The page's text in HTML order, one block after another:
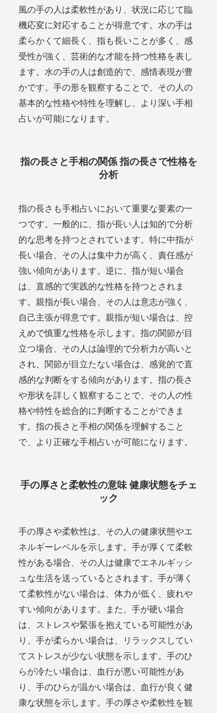
風の手の人は柔軟性があり、状況に応じて臨
機応変に対応することが得意です。水の手は
柔らかくて細長く、指も長いことが多く、感
受性が強く、芸術的な才能を持つ性格を表し
ます。水の手の人は創造的で、感情表現が豊
かです。手の形を観察することで、その人の
基本的な性格や特性を理解し、より深い手相
占いが可能になります。
指の長さと手相の関係 指の長さで性格を
分析
指の長さも手相占いにおいて重要な要素の一
つです。一般的に、指が長い人は知的で分析
的な思考を持つとされています。特に中指が
長い場合、その人は集中力が高く、責任感が
強い傾向があります。逆に、指が短い場合
は、直感的で実践的な性格を持つとされま
す。親指が長い場合、その人は意志が強く、
自己主張が得意です。親指が短い場合は、控
えめで慎重な性格を示します。指の関節が目
立つ場合、その人は論理的で分析力が高いと
され、関節が目立たない場合は、感覚的で直
感的な判断をする傾向があります。指の長さ
や形状を詳しく観察することで、その人の性
格や特性を総合的に判断することができま
す。指の長さと手相の関係を理解すること
で、より正確な手相占いが可能になります。
手の厚さと柔軟性の意味 健康状態をチェ
ック
手の厚さや柔軟性は、その人の健康状態やエ
ネルギーレベルを示します。手が厚くて柔軟
性がある場合、その人は健康でエネルギッシ
ュな生活を送っているとされます。手が薄く
て柔軟性がない場合は、体力が低く、疲れや
すい傾向があります。また、手が硬い場合
は、ストレスや緊張を抱えている可能性があ
り、手が柔らかい場合は、リラックスしてい
てストレスが少ない状態を示します。手のひ
らが冷たい場合は、血行が悪い可能性があ
り、手のひらが温かい場合は、血行が良く健
康な状態を示します。手の厚さや柔軟性を観